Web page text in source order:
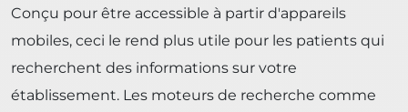
Conçu pour être accessible à partir d'appareils
mobiles, ceci le rend plus utile pour les patients qui
recherchent des informations sur votre
établissement. Les moteurs de recherche comme